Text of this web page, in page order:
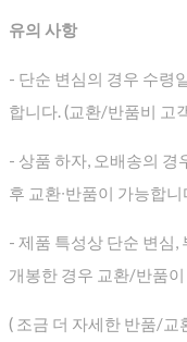
유의 사항
- 단순 변심의 경우 수령
합니다. (교환/반품비 고
- 상품 하자, 오배송의 경
후 교환∙반품이 가능합
- 제품 특성상 단순 변심,
개봉한 경우 교환/반품
( 조금 더 자세한 반품/교